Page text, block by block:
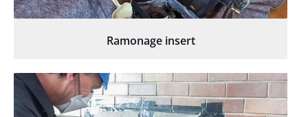
Ramonage insert